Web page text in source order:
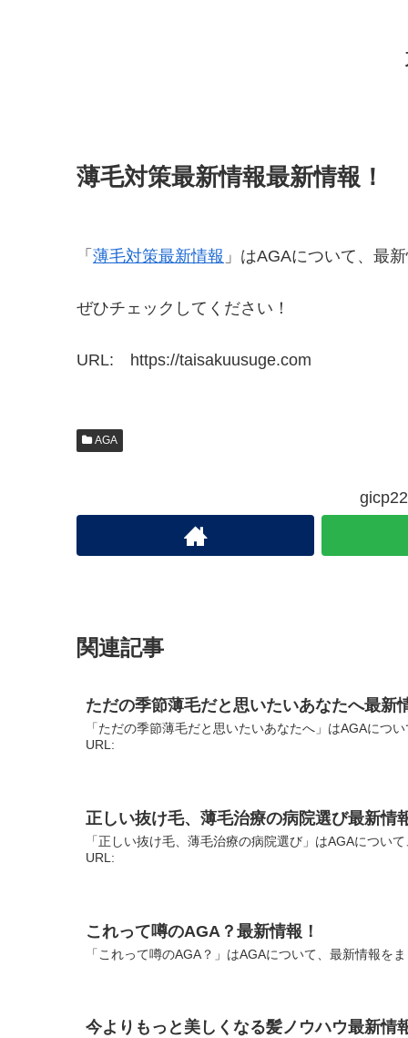
薄毛対策最新情報最新情報！
「 薄毛対策最新情報 」はAGAについて、最
ぜひチェックしてください！
URL: https://taisakuusuge.com
AGA
関連記事
ただの季節薄毛だと思いたいあなたへ最新
「ただの季節薄毛だと思いたいあなたへ」はAGAにつ
URL:
正しい抜け毛、薄毛治療の病院選び最新情
「正しい抜け毛、薄毛治療の病院選び」はAGAについ
URL:
これって噂のAGA？最新情報！
「これって噂のAGA？」はAGAについて、最新情報
今よりもっと美しくなる髪ノウハウ最新情